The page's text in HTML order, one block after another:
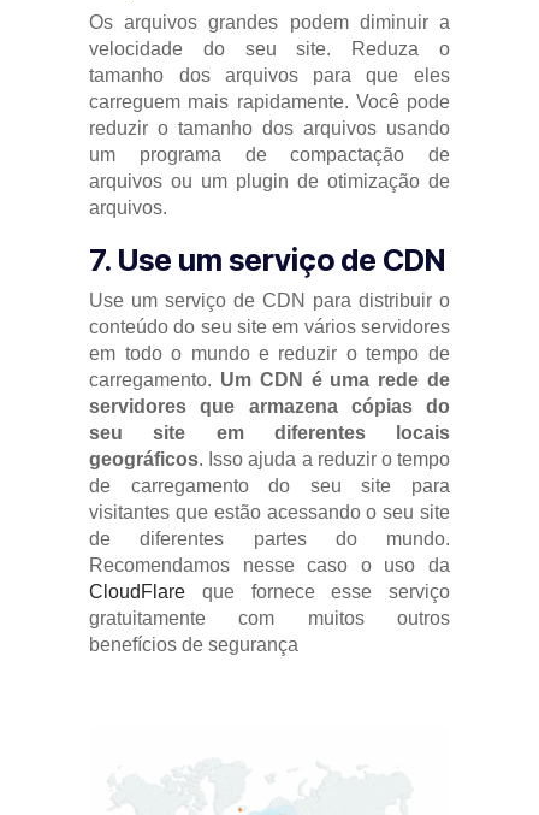
Os arquivos grandes podem diminuir a
velocidade do seu site. Reduza o
tamanho dos arquivos para que eles
carreguem mais rapidamente. Você pode
reduzir o tamanho dos arquivos usando
um programa de compactação de
arquivos ou um plugin de otimização de
arquivos.
7. Use um serviço de CDN
Use um serviço de CDN para distribuir o
conteúdo do seu site em vários servidores
em todo o mundo e reduzir o tempo de
carregamento. Um CDN é uma rede de
servidores que armazena cópias do
seu site em diferentes locais
geográficos. Isso ajuda a reduzir o tempo
de carregamento do seu site para
visitantes que estão acessando o seu site
de diferentes partes do mundo.
Recomendamos nesse caso o uso da
CloudFlare que fornece esse serviço
gratuitamente com muitos outros
benefícios de segurança